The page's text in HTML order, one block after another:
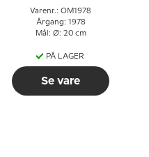
Varenr.: OM1978
Årgang: 1978
Mål: Ø: 20 cm
PÅ LAGER
Se vare